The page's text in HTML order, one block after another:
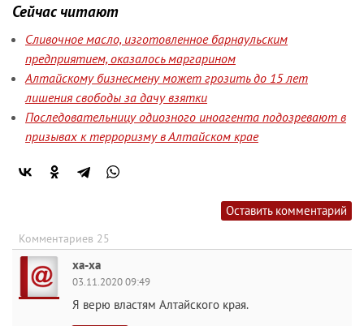
Сейчас читают
Сливочное масло, изготовленное барнаульским
предприятием, оказалось маргарином
Алтайскому бизнесмену может грозить до 15 лет
лишения свободы за дачу взятки
Последовательницу одиозного иноагента подозревают в
призывах к терроризму в Алтайском крае
Оставить комментарий
Комментариев 25
ха-ха
03.11.2020 09:49
Я верю властям Алтайского края.